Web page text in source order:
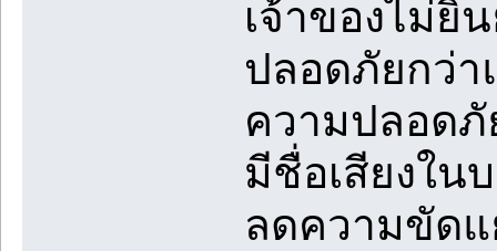
เจ้าของไม่ยิ
ปลอดภัยกว่า
ความปลอด
มีชื่อเสียงใน
ลดความขัดแ